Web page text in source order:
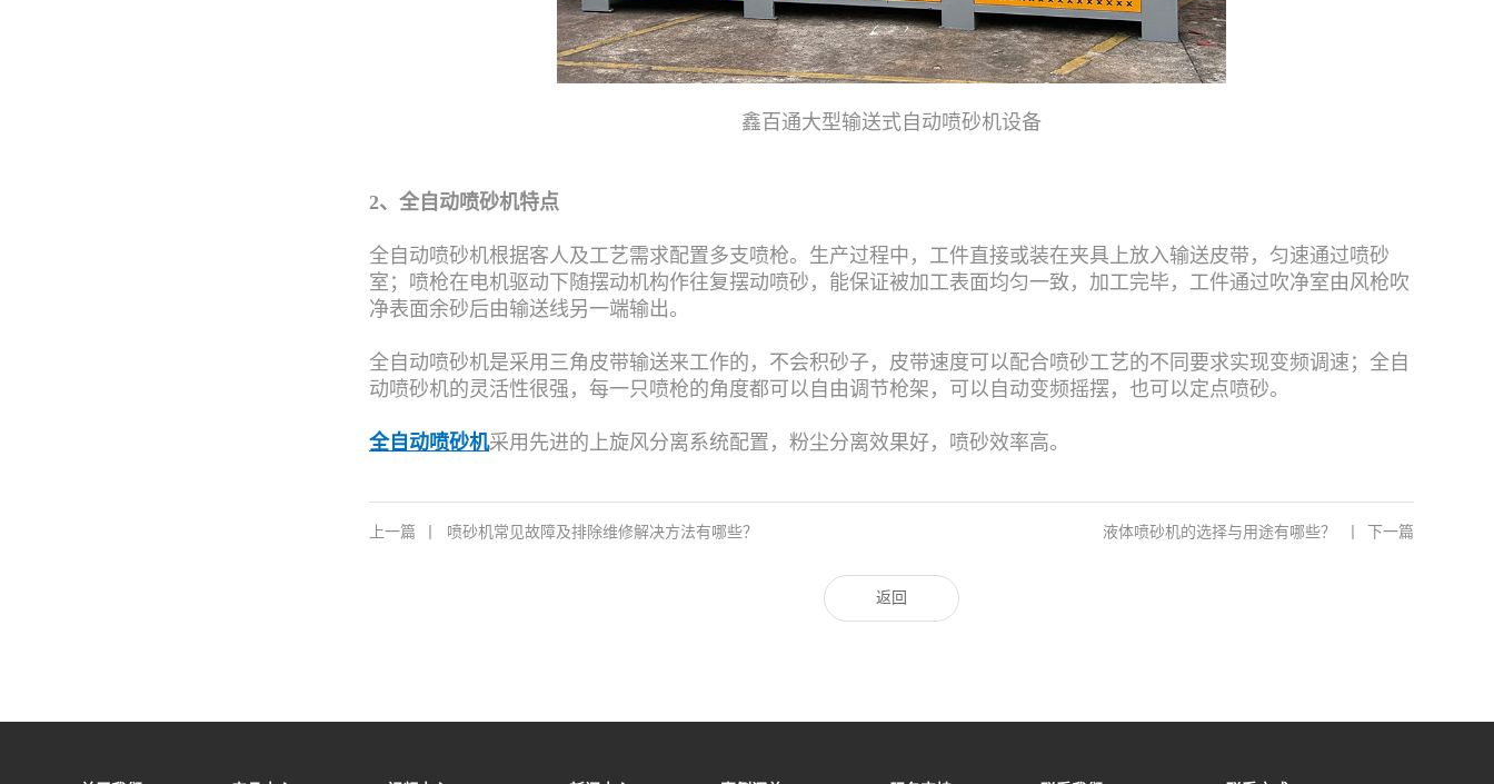
鑫百通大型输送式自动喷砂机设备
2、 全自动喷砂机特点
全自动喷砂机根据客人及工艺需求配置多支喷枪。生产过程中，工件直接或装在夹具上放入输送皮带，匀速通过喷砂
室；喷枪在电机驱动下随摆动机构作往复摆动喷砂，能保证被加工表面均匀一致，加工完毕，工件通过吹净室由风枪吹
净表面余砂后由输送线另一端输出。
全 自动喷砂机是采用三角皮带输送来工作的，不会积砂子，皮带速度可以配合喷砂工艺的不同要求实现变频调速；全自
动喷砂机的灵活性很强，每一只喷枪的角度都可以自由调节枪架，可以自动变频摇摆，也可以定点喷砂。
全自动喷砂机采用先进的上旋风分离系统配置，粉尘分离效果好，喷砂效率高。
上一篇 喷砂机常见故障及排除维修解决方法有哪些？ 下一篇
液体喷砂机的选择与用途有哪些？
返回